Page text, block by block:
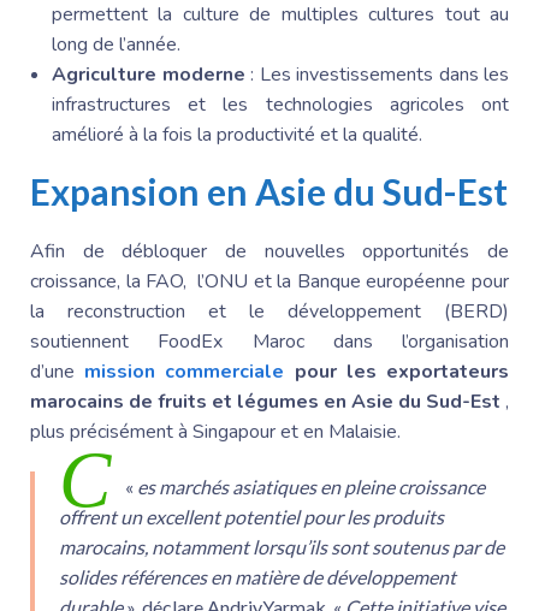
permettent la culture de multiples cultures tout au
long de l’année.
Agriculture moderne : Les investissements dans les
infrastructures et les technologies agricoles ont
amélioré à la fois la productivité et la qualité.
Expansion en Asie du Sud-Est
Afin de débloquer de nouvelles opportunités de
croissance, la FAO, l’ONU et la Banque européenne pour
la reconstruction et le développement (BERD)
soutiennent FoodEx Maroc dans l’organisation
d’une mission commerciale pour les exportateurs
marocains de fruits et légumes en Asie du Sud-Est ,
plus précisément à Singapour et en Malaisie.
«
C
es marchés asiatiques en pleine croissance
offrent un excellent potentiel pour les produits
marocains, notamment lorsqu’ils sont soutenus par de
solides références en matière de développement